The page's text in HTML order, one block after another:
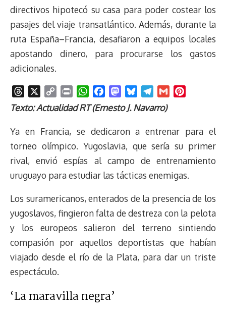
directivos hipotecó su casa para poder costear los
pasajes del viaje transatlántico. Además, durante la
ruta España–Francia, desafiaron a equipos locales
apostando dinero, para procurarse los gastos
adicionales.
h
e
d
s
o
y
i
n
k
W
h
A
p
a
e
o
o
k
M
a
t
d
o
n
l
e
k
y
e
e
r
a
m
i
t
e
e
s
Texto: Actualidad RT (Ernesto J. Navarro)
Ya en Francia, se dedicaron a entrenar para el
torneo olímpico. Yugoslavia, que sería su primer
rival, envió espías al campo de entrenamiento
uruguayo para estudiar las tácticas enemigas.
Los suramericanos, enterados de la presencia de los
yugoslavos, fingieron falta de destreza con la pelota
y los europeos salieron del terreno sintiendo
compasión por aquellos deportistas que habían
viajado desde el río de la Plata, para dar un triste
espectáculo.
‘La maravilla negra’